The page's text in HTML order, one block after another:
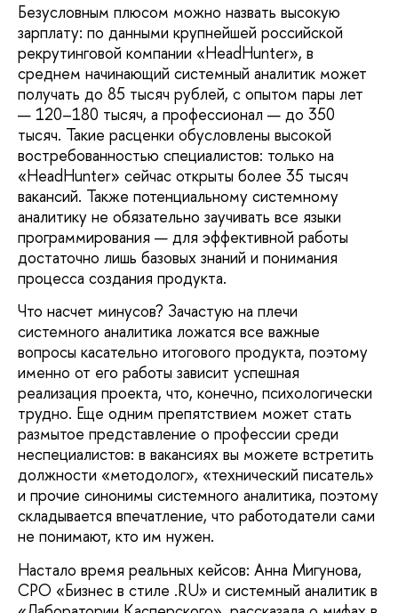
Безусловным плюсом можно назвать высокую
зарплату: по данными крупнейшей российской
рекрутинговой компании «HeadHunter», в
среднем начинающий системный аналитик может
получать до 85 тысяч рублей, с опытом пары лет
— 120–180 тысяч, а профессионал — до 350
тысяч. Такие расценки обусловлены высокой
востребованностью специалистов: только на
«HeadHunter» сейчас открыты более 35 тысяч
вакансий. Также потенциальному системному
аналитику не обязательно заучивать все языки
программирования — для эффективной работы
достаточно лишь базовых знаний и понимания
процесса создания продукта.
Что насчет минусов? Зачастую на плечи
системного аналитика ложатся все важные
вопросы касательно итогового продукта, поэтому
именно от его работы зависит успешная
реализация проекта, что, конечно, психологически
трудно. Еще одним препятствием может стать
размытое представление о профессии среди
неспециалистов: в вакансиях вы можете встретить
должности «методолог», «технический писатель»
и прочие синонимы системного аналитика, поэтому
складывается впечатление, что работодатели сами
не понимают, кто им нужен.
Настало время реальных кейсов: Анна Мигунова,
CPO «Бизнес в стиле .RU» и системный аналитик в